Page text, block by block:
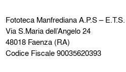
Fototeca ManfredianaA.P.S – E.T.S.
Via S.Maria dell’Angelo 24
48018 Faenza (RA)
Codice Fiscale 90035620393